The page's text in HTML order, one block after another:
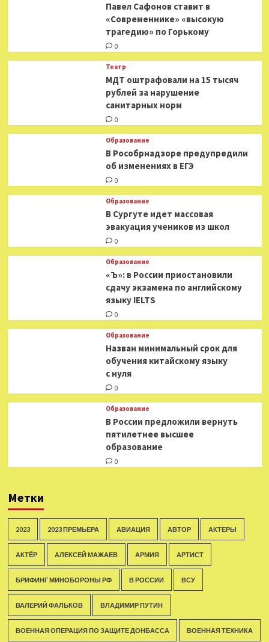
беспилотников
Павел Сафонов ставит в
«Современнике» «высокую
трагедию» по Горькому
0
Театр
МДТ оштрафовали на 15 тысяч
рублей за нарушение
санитарных норм
0
Образование
В Рособрнадзоре предупредили
об изменениях в ЕГЭ
0
Образование
В Сургуте идет массовая
эвакуация учеников из школ
0
Образование
«Ъ»: в России приостановили
сдачу экзамена по английскому
языку IELTS
0
Образование
Назван минимальный срок для
обучения китайскому языку
с нуля
0
Образование
В России предложили вернуть
пятилетнее высшее
образование
0
Метки
2023 2023 ПРЕМЬЕРА АВИАЦИЯ АВТОР АКТЕРЫ
АКТЁР АЛЕКСЕЙ МАЖАЕВ АРМИЯ АРТИСТ
БРИФИНГ МИНОБОРОНЫ РФ В РОССИИ ВСУ
ВАЛЕРИЙ ФАЛЬКОВ ВЛАДИМИР ПУТИН
ВОЕННАЯ ОПЕРАЦИЯ ПО ЗАЩИТЕ ДОНБАССА ВОЕННАЯ ТЕХНИКА